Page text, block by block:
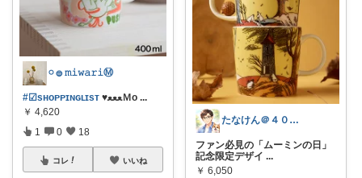
𓏸 𓐍 𝚖𝚒𝚠𝚊𝚛𝚒Ⓜ︎
#☑sʜᴏᴘᴘɪɴɢʟɪsᴛ ♥ﻌﻌﻌＭᴏ ...
￥ 4,620
1 0 18
コレ いいね
たなけん＠４０代会社員
ファン必見の「ムーミンの日」
記念限定デザイ ...
￥ 6,050